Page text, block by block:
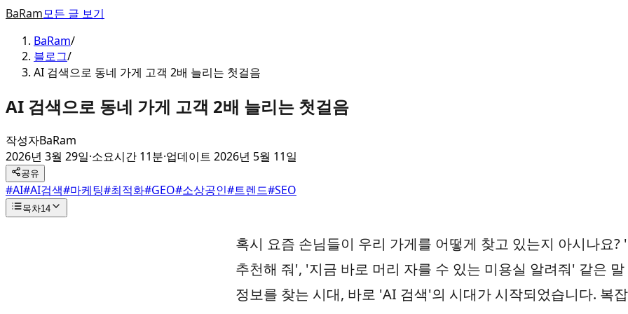
BaRam모든 글 보기
BaRam/
블로그/
AI 검색으로 동네 가게 고객 2배 늘리는 첫걸음
AI 검색으로 동네 가게 고객 2배 늘리는 첫걸음
작성자BaRam
2026년 3월 29일·소요시간 11분·업데이트 2026년 5월 11일
공유
#AI#AI검색#마케팅#최적화#GEO#소상공인#트렌드#SEO
목차14
혹시 요즘 손님들이 우리 가게를 어떻게 찾고 있는지 아시나요?
추천해 줘', '지금 바로 머리 자를 수 있는 미용실 알려줘' 같은
정보를 찾는 시대, 바로 'AI 검색'의 시대가 시작되었습니다. 복